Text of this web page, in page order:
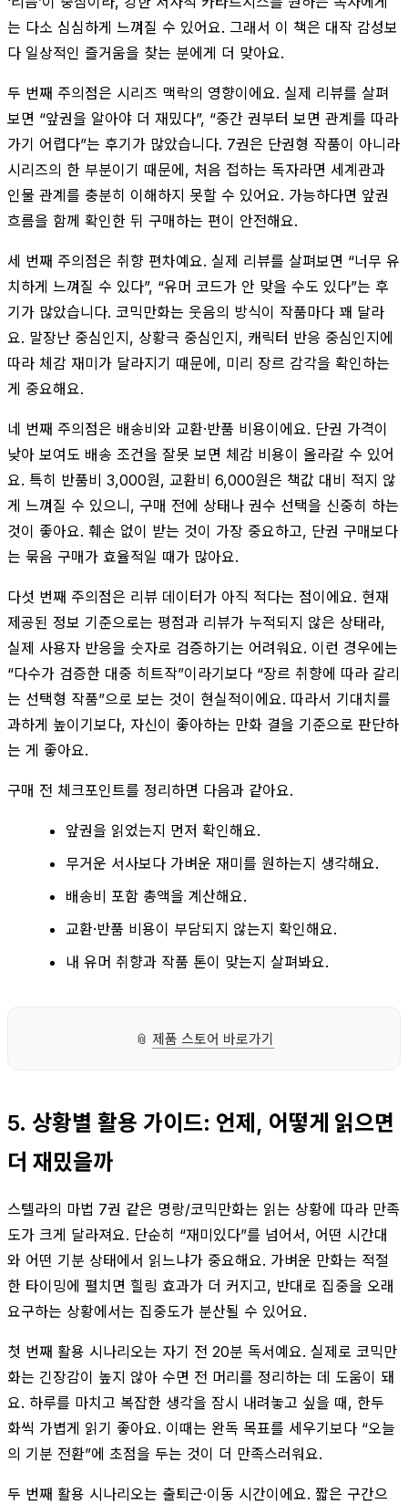
는 다소 심심하게 느껴질 수 있어요. 그래서 이 책은 대작 감성보
다 일상적인 즐거움을 찾는 분에게 더 맞아요.
두 번째 주의점은 시리즈 맥락의 영향이에요. 실제 리뷰를 살펴
보면 “앞권을 알아야 더 재밌다”, “중간 권부터 보면 관계를 따라
가기 어렵다”는 후기가 많았습니다. 7권은 단권형 작품이 아니라
시리즈의 한 부분이기 때문에, 처음 접하는 독자라면 세계관과
인물 관계를 충분히 이해하지 못할 수 있어요. 가능하다면 앞권
흐름을 함께 확인한 뒤 구매하는 편이 안전해요.
세 번째 주의점은 취향 편차예요. 실제 리뷰를 살펴보면 “너무 유
치하게 느껴질 수 있다”, “유머 코드가 안 맞을 수도 있다”는 후
기가 많았습니다. 코믹만화는 웃음의 방식이 작품마다 꽤 달라
요. 말장난 중심인지, 상황극 중심인지, 캐릭터 반응 중심인지에
따라 체감 재미가 달라지기 때문에, 미리 장르 감각을 확인하는
게 중요해요.
네 번째 주의점은 배송비와 교환·반품 비용이에요. 단권 가격이
낮아 보여도 배송 조건을 잘못 보면 체감 비용이 올라갈 수 있어
요. 특히 반품비 3,000원, 교환비 6,000원은 책값 대비 적지 않
게 느껴질 수 있으니, 구매 전에 상태나 권수 선택을 신중히 하는
것이 좋아요. 훼손 없이 받는 것이 가장 중요하고, 단권 구매보다
는 묶음 구매가 효율적일 때가 많아요.
다섯 번째 주의점은 리뷰 데이터가 아직 적다는 점이에요. 현재
제공된 정보 기준으로는 평점과 리뷰가 누적되지 않은 상태라,
실제 사용자 반응을 숫자로 검증하기는 어려워요. 이런 경우에는
“다수가 검증한 대중 히트작”이라기보다 “장르 취향에 따라 갈리
는 선택형 작품”으로 보는 것이 현실적이에요. 따라서 기대치를
과하게 높이기보다, 자신이 좋아하는 만화 결을 기준으로 판단하
는 게 좋아요.
구매 전 체크포인트를 정리하면 다음과 같아요.
앞권을 읽었는지 먼저 확인해요.
무거운 서사보다 가벼운 재미를 원하는지 생각해요.
배송비 포함 총액을 계산해요.
교환·반품 비용이 부담되지 않는지 확인해요.
내 유머 취향과 작품 톤이 맞는지 살펴봐요.
📎 제품 스토어 바로가기
5. 상황별 활용 가이드: 언제, 어떻게 읽으면
더 재밌을까
스텔라의 마법 7권 같은 명랑/코믹만화는 읽는 상황에 따라 만족
도가 크게 달라져요. 단순히 “재미있다”를 넘어서, 어떤 시간대
와 어떤 기분 상태에서 읽느냐가 중요해요. 가벼운 만화는 적절
한 타이밍에 펼치면 힐링 효과가 더 커지고, 반대로 집중을 오래
요구하는 상황에서는 집중도가 분산될 수 있어요.
첫 번째 활용 시나리오는 자기 전 20분 독서예요. 실제로 코믹만
화는 긴장감이 높지 않아 수면 전 머리를 정리하는 데 도움이 돼
요. 하루를 마치고 복잡한 생각을 잠시 내려놓고 싶을 때, 한두
화씩 가볍게 읽기 좋아요. 이때는 완독 목표를 세우기보다 “오늘
의 기분 전환”에 초점을 두는 것이 더 만족스러워요.
두 번째 활용 시나리오는 출퇴근·이동 시간이에요. 짧은 구간으